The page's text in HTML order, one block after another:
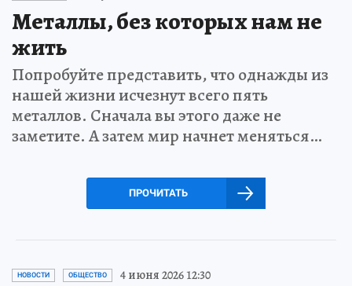
Металлы, без которых нам не
жить
Попробуйте представить, что однажды из
нашей жизни исчезнут всего пять
металлов. Сначала вы этого даже не
заметите. А затем мир начнет меняться…
ПРОЧИТАТЬ
НОВОСТИ ОБЩЕСТВО 4 июня 2026 12:30